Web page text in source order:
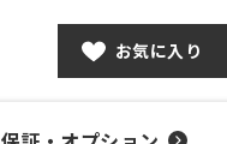
お気に入り